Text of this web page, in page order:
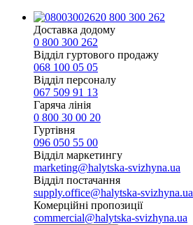
0 800 300 262
Доставка додому
0 800 300 262
Відділ гуртового продажу
068 100 05 05​
Відділ персоналу
067 509 91 13
Гаряча лінія
0 800 30 00 20
Гуртівня
096 050 55 00
Відділ маркетингу
marketing@halytska-svizhyna.ua
Відділ постачання
supply.office@halytska-svizhyna.ua
Комерційні пропозиції
commercial@halytska-svizhyna.ua